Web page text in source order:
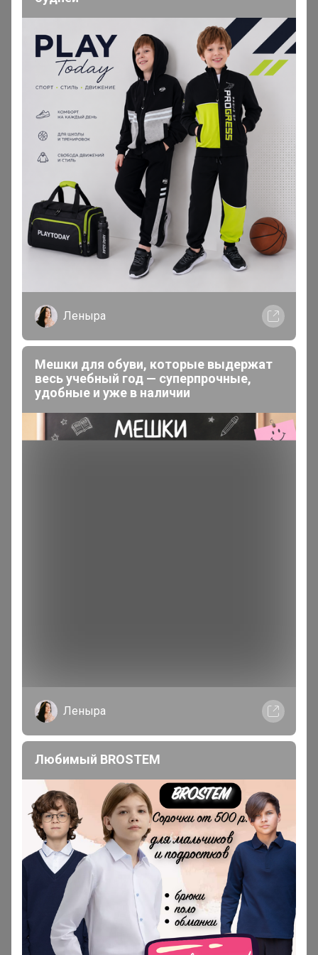
В теме "ICEDREAM - мороженое. И даже есть
алкогольное. Сиропы,кофе,пончики,глинтвейны.
Сбор к 23 февраля"
23 мая, 2026 16:56
Здравствуйте, подскажите новая закупка будет?
Мама Настеньки
Великий магистр
В теме "Shilco ❤ Спортивная коллекция для нее (до
66р) и для него (до 84р) ❤ Футболки, рашгарды,
брюки, леггинсы, толстовки, жилеты"
19 января, 2026 14:32
Irika, в р 48, Нам только длину этих брюк можно
внутренний шаговый и всю длину
Мама Настеньки
Великий магистр
В теме "Shilco ❤ Спортивная коллекция для нее (до
66р) и для него (до 84р) ❤ Футболки, рашгарды,
брюки, леггинсы, толстовки, жилеты"
1 января, 2026 15:11
Добрый день! Подскажите в 2023 году брала Брюки
женские 024F12 были на рост 174 . а сейчас только
168. А есть замеры брюк? т.к мы рост 176 и нам 174
были очень хорошо. А на счет роста 168 сомнения...
Мама Настеньки
Великий магистр
Леныра
Мешки для обуви, которые выдержат
весь учебный год — суперпрочные,
удобные и уже в наличии
Леныра
Любимый BROSTEM